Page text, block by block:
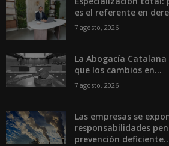
es el referente en
7 agosto, 2026
La Abogacía
que los cambios en...
7 agosto, 2026
Las empresas se
responsabilidades
prevención